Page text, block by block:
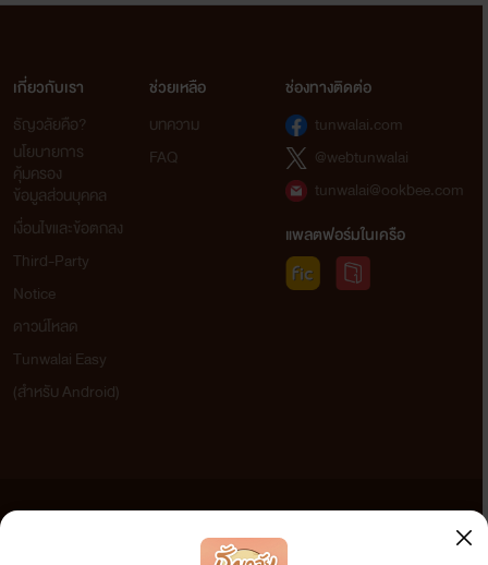
เกี่ยวกับเรา
ธัญวลัยคือ?
นโยบายการ
คุ้มครอง
ข้อมูลส่วนบุคคล
เงื่อนไขและข้อตกลง
Third-Party
Notice
ดาวน์โหลด
Tunwalai Easy
(สำหรับ Android)
ช่วยเหลือ
บทความ
FAQ
ช่องทางติดต่อ
tunwalai.com
@webtunwalai
tunwalai@ookbee.com
แพลตฟอร์มในเครือ
เว็บไซต์แห่งนี้ไม่ได้เห็นด้วยและไม่ขอรับผิดชอบต่อข้อความใดๆ ทั้งสิ้น ดังนั้นผู้อ่านทุกท่านโปรดใช้